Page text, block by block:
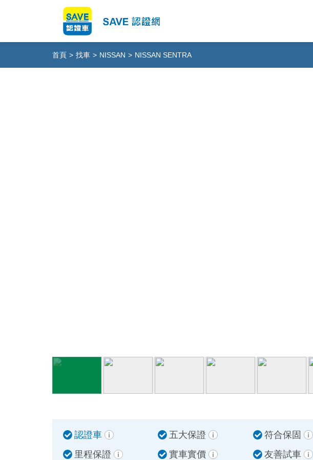
首頁 > 找車 > NISSAN > NISSAN SENTRA
認證車 五大保證
符合保固
里程保證
實車實價 友善試車